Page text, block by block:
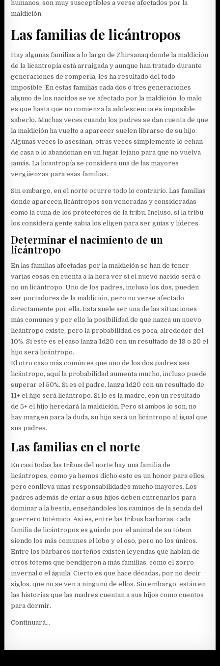
humanos, son muy susceptibles a verse afectados por la
maldición.
Las familias de licántropos
Hay algunas familias a lo largo de Zhirsanaq donde la maldición
de la licantropía está arraigada y aunque han tratado durante
generaciones de romperla, les ha resultado del todo
imposible. En estas familias cada dos o tres generaciones
alguno de los nacidos se ve afectado por la maldición, lo malo
es que hasta que no comienza la adolescencia es imposible
saberlo. Muchas veces cuando los padres se dan cuenta de que
la maldición ha vuelto a aparecer suelen librarse de su hijo.
Algunas veces lo asesinan, otras veces simplemente lo echan
de casa o lo abandonan en un lugar lejano para que no vuelva
jamás. La licantropía se considera una de las mayores
vergüenzas para esas familias.
Sin embargo, en el norte ocurre todo lo contrario. Las familias
donde aparecen licántropos son veneradas y consideradas
como la cuna de los protectores de la tribu. Incluso, si la tribu
los considera gente sabia los eligen para ser guías y líderes.
Determinar el nacimiento de un
licántropo
En las familias afectadas por la maldición se han de tener
varias cosas en cuenta a la hora ver si el nuevo nacido será o
no un licántropo. Uno de los padres, incluso los dos, pueden
ser portadores de la maldición, pero no verse afectado
directamente por ella. Esta suele ser una de las situaciones
más comunes y por ello la posibilidad de que nazca un nuevo
licántropo existe, pero la probabilidad es poca, alrededor del
10%. Si este es el caso lanza 1d20 con un resultado de 19 o 20 el
hijo será licántropo.
El otro caso más común es que uno de los dos padres sea
licántropo, aquí la probabilidad aumenta mucho, incluso puede
superar el 50%. Si es el padre, lanza 1d20 con un resultado de
11+ el hijo será licántropo. Si lo es la madre, con un resultado
de 5+ el hijo heredará la maldición. Pero si ambos lo son, no
hay margen para la duda, su hijo será un licántropo al igual que
sus padres.
Las familias en el norte
En casi todas las tribus del norte hay una familia de
licántropos, como ya hemos dicho esto es un honor para ellos,
pero conlleva unas responsabilidades mucho mayores. Los
padres además de criar a sus hijos deben entrenarlos para
dominar a la bestia, enseñándoles los caminos de la senda del
guerrero totémico. Así es, entre las tribus bárbaras, cada
familia de licántropos es guiado por el animal de su tótem
siendo los más comunes el lobo y el oso, pero no los únicos.
Entre los bárbaros norteños existen leyendas que hablan de
otros tótems que bendijeron a más familias, cómo el zorro
invernal o el águila. Cierto es que hace décadas, por no decir
siglos, que no se ven a ninguno de ellos. Sin embargo, están en
las historias que las madres cuentan a sus hijos como cuentos
para dormir.
Continuará…